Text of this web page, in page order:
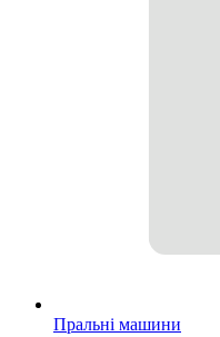
Пральні машини